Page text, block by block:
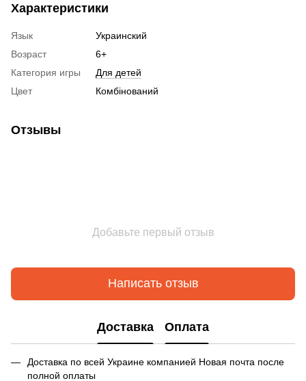
Характеристики
Язык
Украинский
Возраст
6+
Категория игры
Для детей
Цвет
Комбінований
Отзывы
Добавьте первый отзыв
Написать отзыв
Доставка Оплата
Доставка по всей Украине компанией Новая почта после
полной оплаты